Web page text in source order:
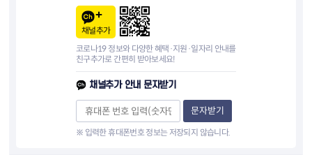
채널추가
코로나19 정보와 다양한 혜택·지원·일자리 안내를
친구추가로 간편히 받아보세요!
채널추가 안내 문자받기
문자받기
※ 입력한 휴대폰번호 정보는 저장되지 않습니다.